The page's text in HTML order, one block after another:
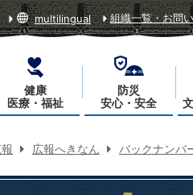
multilingual 組織一覧・お問
健康
医療・福祉
防災
安心・安全
広報へきなん バックナンバ